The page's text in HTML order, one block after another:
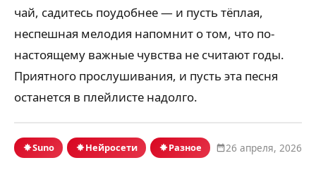
чай, садитесь поудобнее — и пусть тёплая,
неспешная мелодия напомнит о том, что по-
настоящему важные чувства не считают годы.
Приятного прослушивания, и пусть эта песня
останется в плейлисте надолго.
Suno Нейросети Разное 26 апреля, 2026